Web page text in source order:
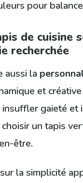
pour
de cuisine
recherchée
aussi la
et
gaieté et
un tapis
être.
la simplicité